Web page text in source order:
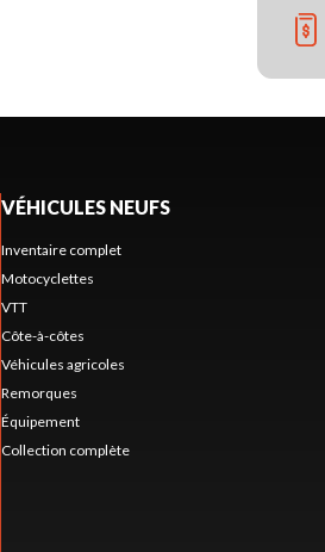
VÉHICULES NEUFS
Inventaire complet
Motocyclettes
VTT
Côte-à-côtes
Véhicules agricoles
Remorques
Équipement
Collection complète